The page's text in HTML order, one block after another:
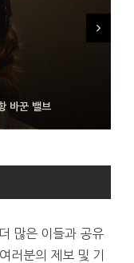
바꾼 밸브
구글 어시스턴트
많은 이들과 공유
러분의 제보 및 기